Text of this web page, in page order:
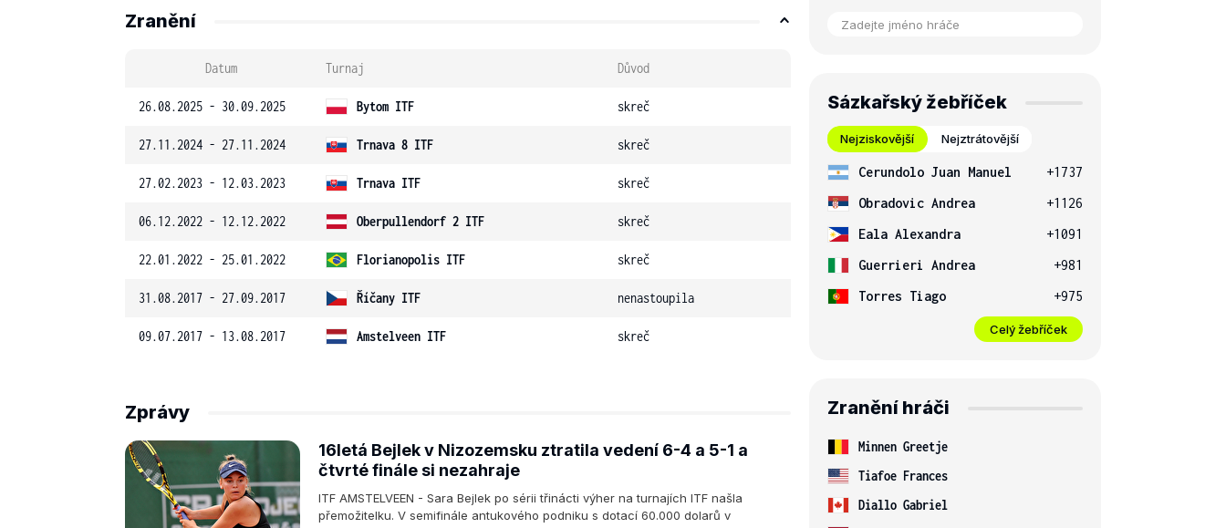
Zranění
Datum Turnaj Důvod
26.08.2025 - 30.09.2025 Bytom ITF skreč
27.11.2024 - 27.11.2024 Trnava 8 ITF skreč
27.02.2023 - 12.03.2023 Trnava ITF skreč
06.12.2022 - 12.12.2022 Oberpullendorf 2 ITF skreč
22.01.2022 - 25.01.2022 Florianopolis ITF skreč
31.08.2017 - 27.09.2017 Říčany ITF nenastoupila
09.07.2017 - 13.08.2017 Amstelveen ITF skreč
Zprávy
16letá Bejlek v Nizozemsku ztratila vedení 6-4 a 5-1 a
čtvrté finále si nezahraje
ITF AMSTELVEEN - Sara Bejlek po sérii třinácti výher na turnajích ITF našla
přemožitelku. V semifinále antukového podniku s dotací 60.000 dolarů v
Sázkařský žebříček
Nejziskovější Nejztrátovější
Cerundolo Juan Manuel
+1737
Obradovic Andrea
+1126
Eala Alexandra
+1091
Guerrieri Andrea
+981
Torres Tiago
+975
Celý žebříček
Zranění hráči
Minnen Greetje
Tiafoe Frances
Diallo Gabriel